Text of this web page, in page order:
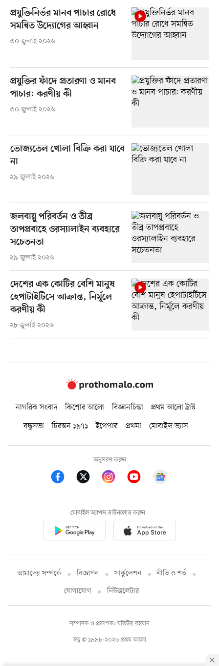
প্রযুক্তিনির্ভর মানব পাচার রোধে
সমন্বিত উদ্যোগের আহ্বান
৩০ জুলাই ২০২৬
প্রযুক্তির ফাঁদে প্রতারণা ও মানব
পাচার: করণীয় কী
৩০ জুলাই ২০২৬
ভোজ্যতেল খোলা বিক্রি করা যাবে
না
২৯ জুলাই ২০২৬
জলবায়ু পরিবর্তন ও তীব্র
তাপপ্রবাহে ওরস্যালাইন ব্যবহারে
সচেতনতা
২৯ জুলাই ২০২৬
দেশের এক কোটির বেশি মানুষ
হেপাটাইটিসে আক্রান্ত, নির্মূলে
করণীয় কী
২৮ জুলাই ২০২৬
নাগরিক সংবাদ কিশোর আলো বিজ্ঞানচিন্তা
প্রথম আলো ট্রাস্ট
বন্ধুসভা
চিরন্তন ১৯৭১ ইপেপার প্রথমা মোবাইল ভ্যাস
অনুসরণ করুন
মোবাইল অ্যাপস ডাউনলোড করুন
আমাদের সম্পর্কে বিজ্ঞাপন সার্কুলেশন
নীতি ও শর্ত
যোগাযোগ
নিউজলেটার
স্বত্ব © ১৯৯৮-২০২৬ প্রথম আলো
সম্পাদক ও প্রকাশক: মতিউর রহমান